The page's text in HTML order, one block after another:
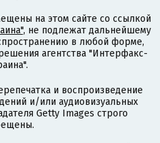
на этом сайте со ссылкой
, не подлежат дальнейшему
в любой форме,
агентства "Интерфакс-
и воспроизведение
и/или аудиовизуальных
Getty Images строго